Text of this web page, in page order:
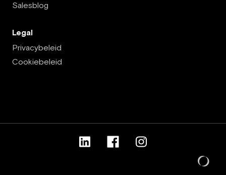
Salesblog
Legal
Privacybeleid
Cookiebeleid